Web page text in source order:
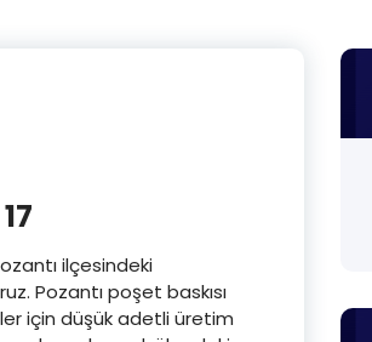
ilçesindeki
Pozantı poşet baskısı
için düşük adetli üretim